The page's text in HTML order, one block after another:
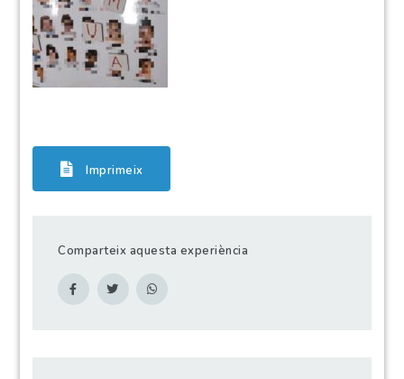
Imprimeix
Comparteix aquesta experiència